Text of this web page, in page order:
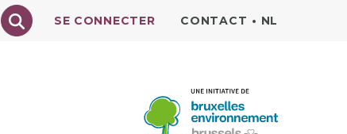
Texte à rechercher
SE CONNECTER CONTACT • NL